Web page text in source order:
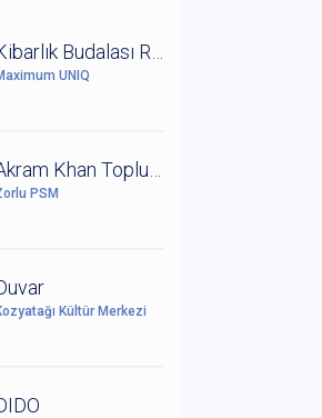
UNIQ
PSM
Kültür Merkezi